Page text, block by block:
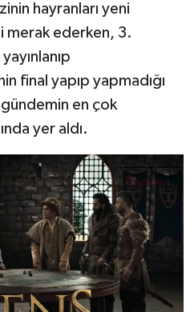
hayranları yeni
merak ederken, 3.
final yapıp yapmadığı
en çok
yer aldı.